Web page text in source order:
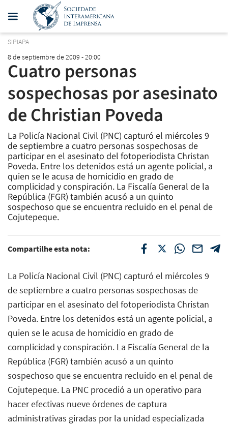
SIPIAPA
8 de septiembre de 2009 - 20:00
Cuatro personas
sospechosas por asesinato
de Christian Poveda
La Policía Nacional Civil (PNC) capturó el miércoles 9
de septiembre a cuatro personas sospechosas de
participar en el asesinato del fotoperiodista Christan
Poveda. Entre los detenidos está un agente policial, a
quien se le acusa de homicidio en grado de
complicidad y conspiración. La Fiscalía General de la
República (FGR) también acusó a un quinto
sospechoso que se encuentra recluido en el penal de
Cojutepeque.
Compartilhe esta nota:
La Policía Nacional Civil (PNC) capturó el miércoles 9
de septiembre a cuatro personas sospechosas de
participar en el asesinato del fotoperiodista Christan
Poveda. Entre los detenidos está un agente policial, a
quien se le acusa de homicidio en grado de
complicidad y conspiración. La Fiscalía General de la
República (FGR) también acusó a un quinto
sospechoso que se encuentra recluido en el penal de
Cojutepeque. La PNC procedió a un operativo para
hacer efectivas nueve órdenes de captura
administrativas giradas por la unidad especializada